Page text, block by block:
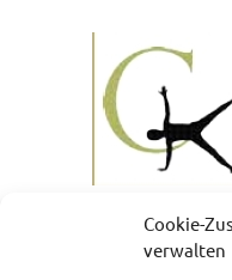
Cookie-
verwalten